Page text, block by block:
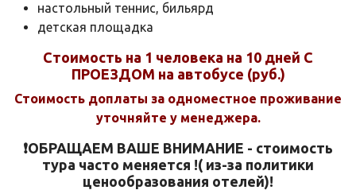
настольный теннис, бильярд
детская площадка
Стоимость на 1 человека на 10 дней С
ПРОЕЗДОМ на автобусе (руб.)
Стоимость доплаты за одноместное проживание
уточняйте у менеджера.
❗️ОБРАЩАЕМ ВАШЕ ВНИМАНИЕ - стоимость
тура часто меняется !( из-за политики
ценообразования отелей)!